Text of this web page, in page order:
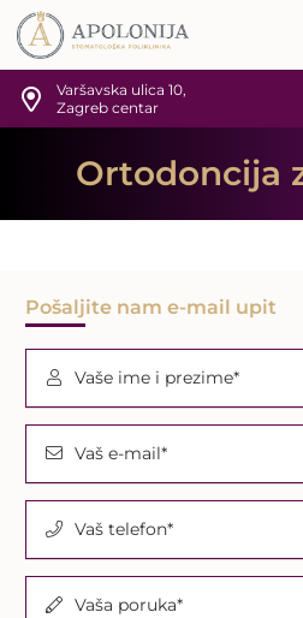
Varšavska ulica 10,
Zagreb centar
Ortodoncija
Pošaljite nam e-mail upit
Vaše ime i prezime*
Vaš e-mail*
Vaš telefon*
Vaša poruka*